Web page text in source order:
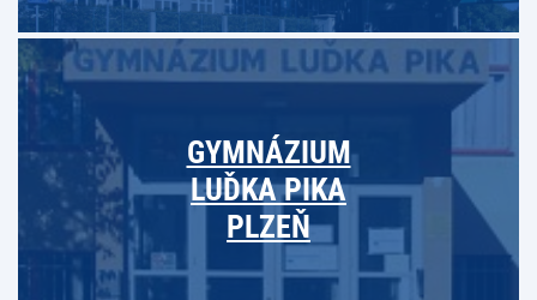
GYMNÁZIUM
LUĎKA PIKA
PLZEŇ